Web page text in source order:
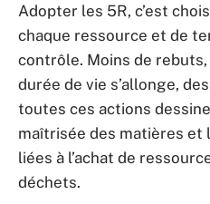
Adopter les 5R, c’est
chaque ressource et de
contrôle. Moins de
durée de vie s’allonge,
toutes ces actions
maîtrisée des matières et
liées à l’achat de
déchets.